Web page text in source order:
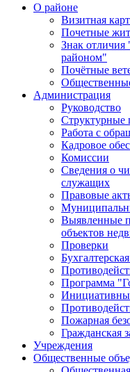
О районе
Визитная
Почетные
Знак отличия
районом"
Почётные
Администрация
Руководство
Структурные
Работа с
Кадровое
Комиссии
Сведения о
служащих
Правовые
Выявленные
объектов
Проверки
Программа
Пожарная
Гражданская
Учреждения
Общественные